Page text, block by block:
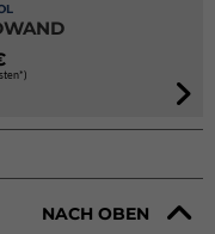
NACH OBEN